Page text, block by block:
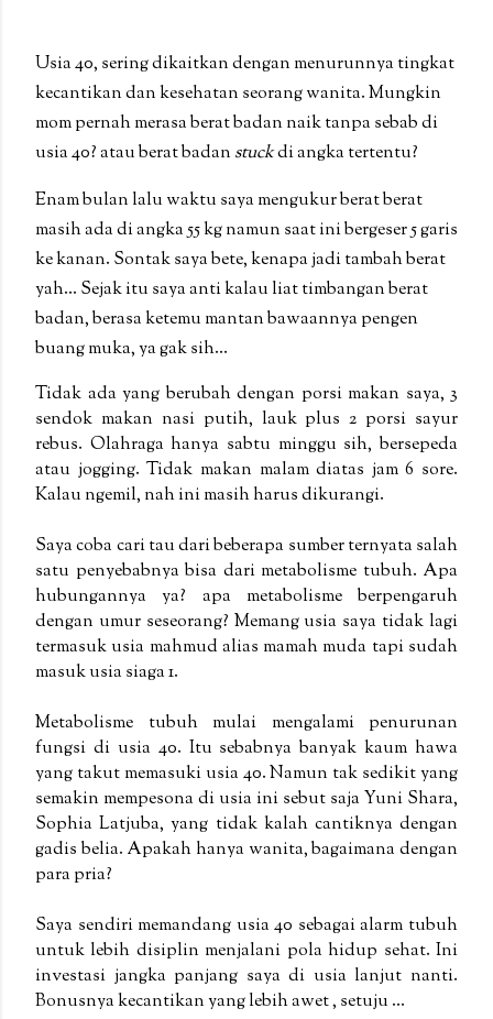
Usia 40, sering dikaitkan dengan menurunnya tingkat
kecantikan dan kesehatan seorang wanita. Mungkin
mom pernah merasa berat badan naik tanpa sebab di
usia 40? atau berat badan stuckdi angka tertentu?
Enam bulan lalu waktu saya mengukur berat berat
masih ada di angka 55 kg namun saat ini bergeser 5 garis
ke kanan. Sontak saya bete, kenapa jadi tambah berat
yah... Sejak itu saya anti kalau liat timbangan berat
badan, berasa ketemu mantan bawaannya pengen
buang muka, ya gak sih...
Tidak ada yang berubah dengan porsi makan saya, 3
sendok makan nasi putih, lauk plus 2 porsi sayur
rebus. Olahraga hanya sabtu minggu sih, bersepeda
atau jogging. Tidak makan malam diatas jam 6 sore.
Kalau ngemil, nah ini masih harus dikurangi.
Saya coba cari tau dari beberapa sumber ternyata salah
satu penyebabnya bisa dari metabolisme tubuh. Apa
hubungannya ya? apa metabolisme berpengaruh
dengan umur seseorang? Memang usia saya tidak lagi
termasuk usia mahmud alias mamah muda tapi sudah
masuk usia siaga 1.
Metabolisme tubuh mulai mengalami penurunan
fungsi di usia 40. Itu sebabnya banyak kaum hawa
yang takut memasuki usia 40. Namun tak sedikit yang
semakin mempesona di usia ini sebut saja Yuni Shara,
Sophia Latjuba, yang tidak kalah cantiknya dengan
gadis belia. Apakah hanya wanita, bagaimana dengan
para pria?
Saya sendiri memandang usia 40 sebagai alarm tubuh
untuk lebih disiplin menjalani pola hidup sehat. Ini
investasi jangka panjang saya di usia lanjut nanti.
Bonusnya kecantikan yang lebih awet , setuju ...